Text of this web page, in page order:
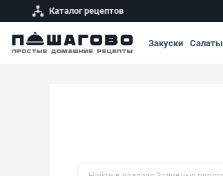
Каталог рецептов
Закуски Салаты